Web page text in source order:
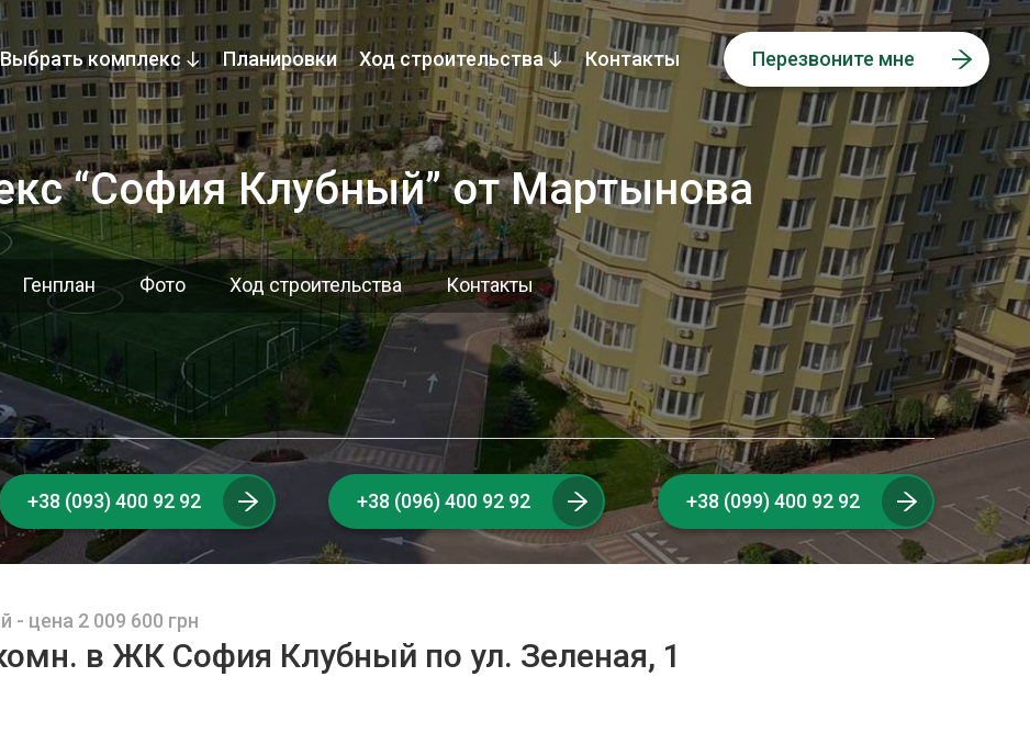
Выбрать комплекс Планировки Ход строительства Контакты Перезвоните мне
“София Клубный” от Мартынова
Генплан Фото Ход строительства Контакты
+38 (093) 400 92 92 +38 (096) 400 92 92 +38 (099) 400 92 92
цена 2 009 600 грн
в ЖК София Клубный по ул. Зеленая, 1